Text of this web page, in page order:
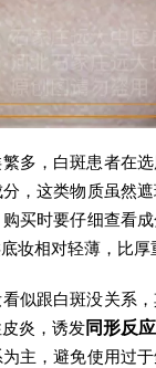
多，白斑患者在
，这类物质虽然
买时要仔细查看
妆相对轻薄，比厚
似跟白斑没关系
炎，诱发同形反应
主，避免使用过